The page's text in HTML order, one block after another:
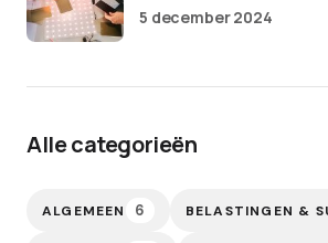
5 december 2024
Alle categorieën
ALGEMEEN 6 BELASTINGEN &